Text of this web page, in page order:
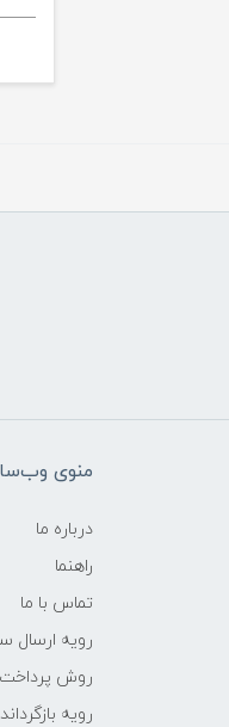
منوی
درباره ما
راهنما
تماس با ما
رویه ارسال
روش پرداخت
رویه‌